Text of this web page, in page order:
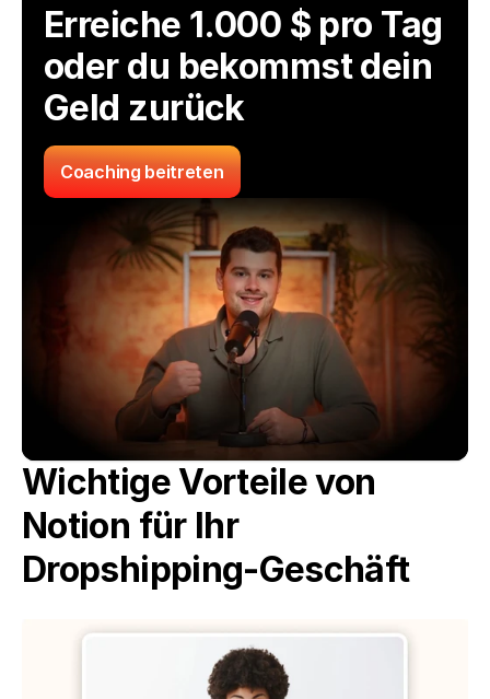
Erreiche 1.000 $ pro Tag
oder du bekommst dein
Geld zurück
Coaching beitreten
Wichtige Vorteile von
Notion für Ihr
Dropshipping-Geschäft